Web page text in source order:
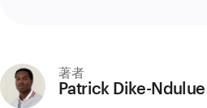
著者
Patrick Dike-Ndulue